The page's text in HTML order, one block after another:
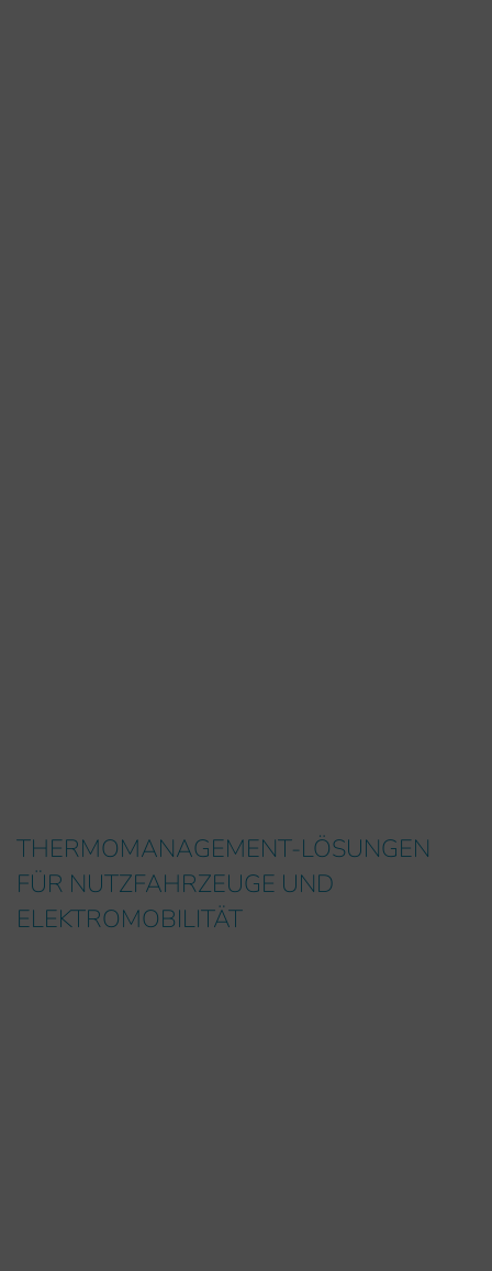
THERMOMANAGEMENT-LÖSUNGEN
FÜR NUTZFAHRZEUGE UND
ELEKTROMOBILITÄT